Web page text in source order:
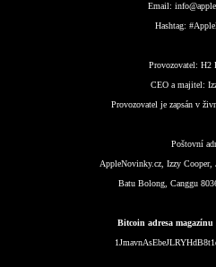
Email:
Hashtag:
Provozovatel: H2
CEO a majitel:
Provozovatel je zapsán v
Poštovní
AppleNovinky.cz, Izzy Cooper,
Batu Bolong, Canggu
Bitcoin adresa